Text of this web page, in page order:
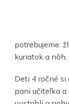
potrebujeme:
kuriatok a
Deti 4 ročné
pani učiteľka a